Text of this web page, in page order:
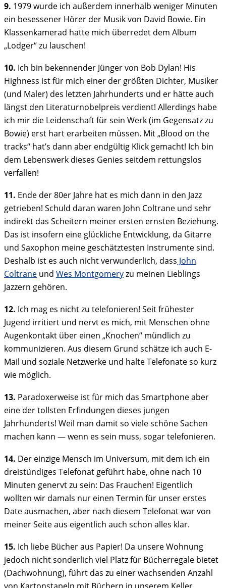
9. 1979 wurde ich außerdem innerhalb weniger Minuten
ein besessener Hörer der Musik von David Bowie. Ein
Klassenkamerad hatte mich überredet dem Album
„Lodger“ zu lauschen!
10. Ich bin bekennender Jünger von Bob Dylan! His
Highness ist für mich einer der größten Dichter, Musiker
(und Maler) des letzten Jahrhunderts und er hätte auch
längst den Literaturnobelpreis verdient! Allerdings habe
ich mir die Leidenschaft für sein Werk (im Gegensatz zu
Bowie) erst hart erarbeiten müssen. Mit „Blood on the
tracks“ hat’s dann aber endgültig Klick gemacht! Ich bin
dem Lebenswerk dieses Genies seitdem rettungslos
verfallen!
11. Ende der 80er Jahre hat es mich dann in den Jazz
getrieben! Schuld daran waren John Coltrane und sehr
indirekt das Scheitern meiner ersten ernsten Beziehung.
Das ist insofern eine glückliche Entwicklung, da Gitarre
und Saxophon meine geschätztesten Instrumente sind.
Deshalb ist es auch nicht verwunderlich, dass John
Coltrane und Wes Montgomeryzu meinen Lieblings
Jazzern gehören.
12. Ich mag es nicht zu telefonieren! Seit frühester
Jugend irritiert und nervt es mich, mit Menschen ohne
Augenkontakt über einen „Knochen“ mündlich zu
kommunizieren. Aus diesem Grund schätze ich auch E-
Mail und soziale Netzwerke und halte Telefonate so kurz
wie möglich.
13. Paradoxerweise ist für mich das Smartphone aber
eine der tollsten Erfindungen dieses jungen
Jahrhunderts! Weil man damit so viele schöne Sachen
machen kann — wenn es sein muss, sogar telefonieren.
14. Der einzige Mensch im Universum, mit dem ich ein
dreistündiges Telefonat geführt habe, ohne nach 10
Minuten genervt zu sein: Das Frauchen! Eigentlich
wollten wir damals nur einen Termin für unser erstes
Date ausmachen, aber nach diesem Telefonat war von
meiner Seite aus eigentlich auch schon alles klar.
15. Ich liebe Bücher aus Papier! Da unsere Wohnung
jedoch nicht sonderlich viel Platz für Bücherregale bietet
(Dachwohnung), führt das zu einer wachsenden Anzahl